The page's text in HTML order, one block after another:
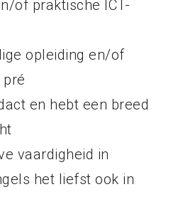
of praktische ICT-
opleiding en/of
en hebt een breed
vaardigheid in
het liefst ook in